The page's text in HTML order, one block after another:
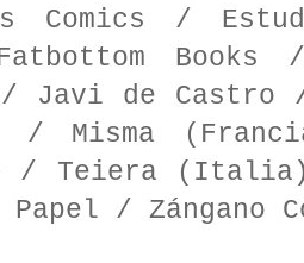
Comics /
Books
/ Javi de Castro
/ Misma
/ Teiera
/ Zángano